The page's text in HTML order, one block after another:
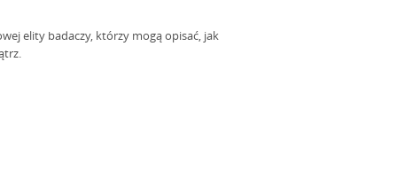
elity badaczy, którzy mogą opisać, jak